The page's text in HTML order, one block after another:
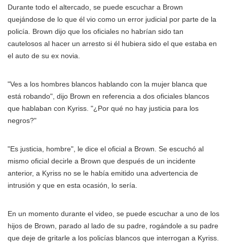
Durante todo el altercado, se puede escuchar a Brown
quejándose de lo que él vio como un error judicial por parte de la
policía. Brown dijo que los oficiales no habrían sido tan
cautelosos al hacer un arresto si él hubiera sido el que estaba en
el auto de su ex novia.
"Ves a los hombres blancos hablando con la mujer blanca que
está robando", dijo Brown en referencia a dos oficiales blancos
que hablaban con Kyriss. "¿Por qué no hay justicia para los
negros?"
"Es justicia, hombre", le dice el oficial a Brown. Se escuchó al
mismo oficial decirle a Brown que después de un incidente
anterior, a Kyriss no se le había emitido una advertencia de
intrusión y que en esta ocasión, lo sería.
En un momento durante el video, se puede escuchar a uno de los
hijos de Brown, parado al lado de su padre, rogándole a su padre
que deje de gritarle a los policías blancos que interrogan a Kyriss.